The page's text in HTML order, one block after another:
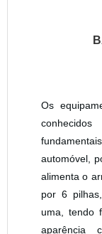
Os
automóvel,
alimenta o
por 6
uma, tendo
aparência